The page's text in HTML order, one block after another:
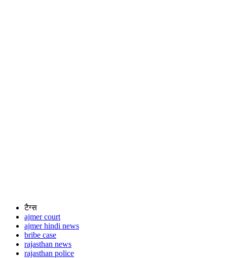
टैग्स
ajmer court
ajmer hindi news
bribe case
rajasthan news
rajasthan police